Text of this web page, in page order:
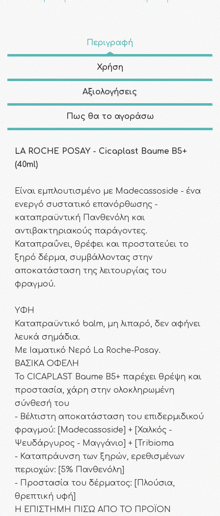
Περιγραφή
Χρήση
Αξιολογήσεις
Πως θα το αγοράσω
LA ROCHE POSAY - Cicaplast Baume B5+
(40ml)
Είναι εμπλουτισμένο με Madecassoside - ένα
ενεργό συστατικό επανόρθωσης -
καταπραϋντική Πανθενόλη και
αντιβακτηριακούς παράγοντες.
Καταπραΰνει, θρέφει και προστατεύει το
ξηρό δέρμα, συμβάλλοντας στην
αποκατάσταση της λειτουργίας του
φραγμού.
ΥΦΗ
Καταπραϋντικό balm, μη λιπαρό, δεν αφήνει
λευκά σημάδια.
Με Ιαματικό Νερό La Roche-Posay.
ΒΑΣΙΚΑ ΟΦΕΛΗ
Το CICAPLAST Baume B5+ παρέχει θρέψη και
προστασία, χάρη στην ολοκληρωμένη
σύνθεσή του
- Βέλτιστη αποκατάσταση του επιδερμιδικού
φραγμού: [Madecassoside] + [Χαλκός -
Ψευδάργυρος - Μαγγάνιο] + [Tribioma
- Καταπράυνση των ξηρών, ερεθισμένων
περιοχών: [5% Πανθενόλη]
- Προστασία του δέρματος: [Πλούσια,
θρεπτική υφή]
Η ΕΠΙΣΤΗΜΗ ΠΙΣΩ ΑΠΟ ΤΟ ΠΡΟΪΟΝ